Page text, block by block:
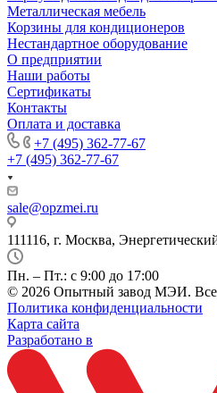
Металлическая мебель
Корзины для кондиционеров
Нестандартное оборудование
О предприятии
Наши работы
Сертификаты
Контакты
Оплата и доставка
+7 (495) 362-77-67
+7 (495) 362-77-67
sale@opzmei.ru
111116, г. Москва,
Пн. – Пт.: с 9:00 до 17:00
© 2026 Опытный завод МЭИ.
Политика конфиденциальности
Карта сайта
Разработано в